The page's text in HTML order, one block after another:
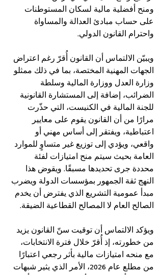
ومنح أفضلية مالية لسكان المستوطنات
على حساب مبادئ العدالة والمساواة
واحترام القانون الدولي.
ويبيّن الالتماس أن القانون أُقرّ رغم اعتراض
الجهات المهنية المختصة، بما في ذلك ممثلو
وزارة العدل ووزارة المالية وسلطة
الضرائب، إضافة إلى المستشارة القانونية
للجنة المالية في الكنيست، التي حذّرت
مرارًا من أن القانون يقوم على معايير
اعتباطية، ويفتقر إلى أساس مهني أو
واقعي، ويؤدي إلى توزيع غير متساوٍ للموارد
العامة بحيث سيتم منح امتيازات لفئة
محددة جرى تحديدها مسبقًا. ويقوض هذا
النهج ثقة الجمهور بمؤسسات الدولة ويضرب
مبدأ عمومية التشريع الذي يفترض أن يخدم
الصالح العام لا المصالح القطاعية الضيقة.
ويؤكد الالتماس أن توقيت سنّ القانون يزيد
من خطورته، إذ أُقرّ خلال فترة الانتخابات،
مع منحه امتيازات مالية بأثر رجعي اعتبارًا
من مطلع عام 2026، الأمر الذي يثير شبهات